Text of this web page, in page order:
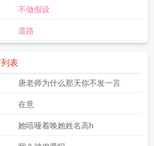
软件上看 圈养爱意广播剧
在月球捡垃圾
阁免费阅读圈养爱意 在月球上捡垃圾圈养
不做假设
道路
表
唐老师为什么那天你不发一言
在意
她喑哑着唤她姓名高h